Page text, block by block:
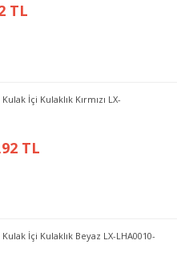
TL
Kulak İçi Kulaklık Kırmızı LX-
TL
Kulak İçi Kulaklık Beyaz LX-LHA0010-